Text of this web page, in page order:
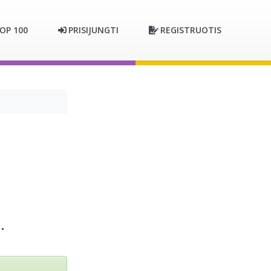
100 PRISIJUNGTI REGISTRUOTIS